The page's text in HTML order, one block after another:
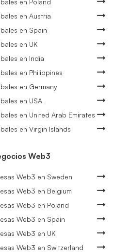
en Austria
en Spain
en UK
en India
en Philippines
en Germany
en USA
en United Arab Emirates
en Virgin Islands
Web3
Web3 en Sweden
Web3 en Belgium
Web3 en Poland
Web3 en Spain
Web3 en UK
Web3 en Switzerland